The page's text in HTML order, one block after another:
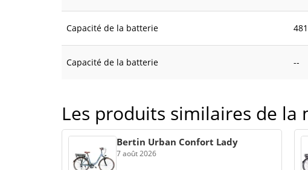
Capacité de la batterie
Capacité de la batterie --
Les produits similaires de la
Bertin Urban Confort Lady
7 août 2026